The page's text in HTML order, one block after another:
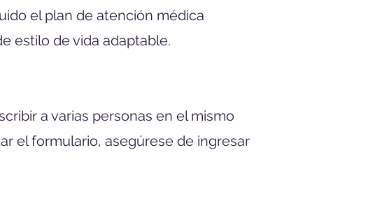
el plan de atención médica
estilo de vida adaptable.
a varias personas en el mismo
el formulario, asegúrese de ingresar